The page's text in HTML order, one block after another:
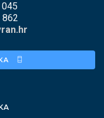
862